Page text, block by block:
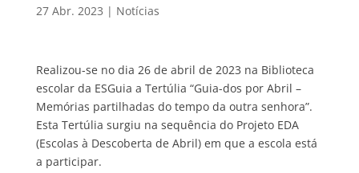
27 Abr. 2023 | Notícias
Realizou-se no dia 26 de abril de 2023 na Biblioteca
escolar da ESGuia a Tertúlia “Guia-dos por Abril –
Memórias partilhadas do tempo da outra senhora”.
Esta Tertúlia surgiu na sequência do Projeto EDA
(Escolas à Descoberta de Abril) em que a escola está
a participar.